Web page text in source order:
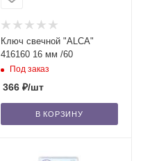
Ключ свечной "ALCA"
416160 16 мм /60
Под заказ
366₽/шт
В КОРЗИНУ